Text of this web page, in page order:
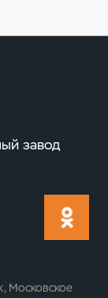
завод
Московское